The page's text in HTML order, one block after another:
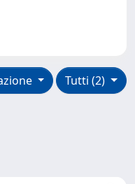
Tutti (2)